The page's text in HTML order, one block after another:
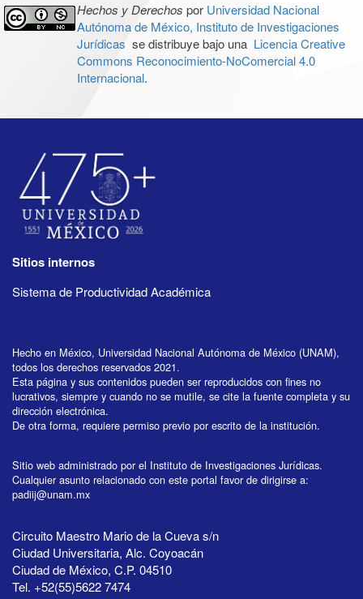
Hechos y Derechos por Universidad Nacional
Autónoma de México, Instituto de Investigaciones
Jurídicas se distribuye bajo una Licencia Creative
Commons Reconocimiento-NoComercial 4.0
Internacional.
Sitios internos
Sistema de Productividad Académica
Hecho en México, Universidad Nacional Autónoma de México (UNAM),
todos los derechos reservados 2021.
Esta página y sus contenidos pueden ser reproducidos con fines no
lucrativos, siempre y cuando no se mutile, se cite la fuente completa y su
dirección electrónica.
De otra forma, requiere permiso previo por escrito de la institución.
Sitio web administrado por el Instituto de Investigaciones Jurídicas.
Cualquier asunto relacionado con este portal favor de dirigirse a:
padiij@unam.mx
Circuito Maestro Mario de la Cueva s/n
Ciudad Universitaria, Alc. Coyoacán
Ciudad de México, C.P. 04510
Tel. +52(55)5622 7474